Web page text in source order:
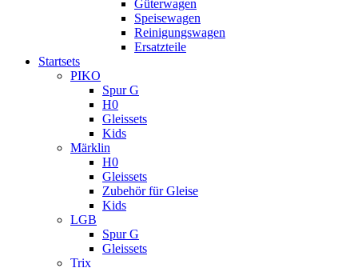
Güterwagen
Speisewagen
Reinigungswagen
Ersatzteile
Startsets
PIKO
Spur G
H0
Gleissets
Kids
Märklin
H0
Gleissets
Zubehör für Gleise
Kids
LGB
Spur G
Gleissets
Trix